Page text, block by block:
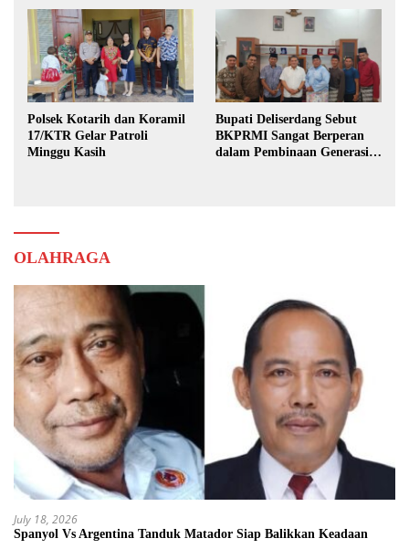
Polsek Kotarih dan Koramil
17/KTR Gelar Patroli
Minggu Kasih
Bupati Deliserdang Sebut
BKPRMI Sangat Berperan
dalam Pembinaan Generasi
OLAHRAGA
July 18, 2026
Spanyol Vs Argentina Tanduk Matador Siap Balikkan Keadaan